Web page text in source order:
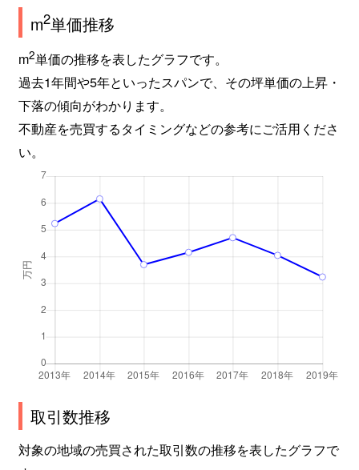
m2単価推移
m2単価の推移を表したグラフです。
過去1年間や5年といったスパンで、その坪単価の上昇・
下落の傾向がわかります。
不動産を売買するタイミングなどの参考にご活用くださ
い。
取引数推移
対象の地域の売買された取引数の推移を表したグラフで